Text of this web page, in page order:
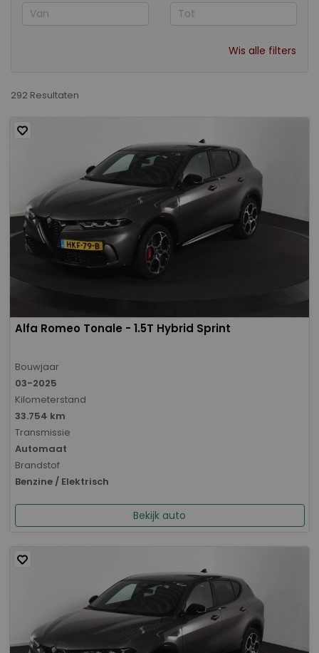
Wis alle filters
292 Resultaten
Alfa Romeo Tonale - 1.5T Hybrid Sprint
Bouwjaar
03-2025
Kilometerstand
33.754 km
Transmissie
Automaat
Brandstof
Benzine / Elektrisch
Bekijk auto